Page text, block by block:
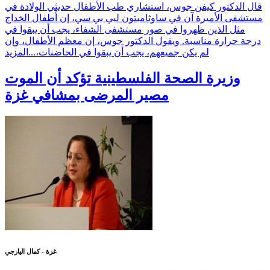
قال الدكتور كيفن جوس، استشاري طب الأطفال حديثي الولادة في
مستشفى الأميرة آن في ساوثامبتون لبي بي سي، إن أطفال الخداج
مثل الذين ظهروا في صور مستشفى الشفاء، يجب أن يبقوا في
درجة حرارة مناسبة. ويقول الدكتور جوس، إن معظم الأطفال، وإن
لم يكن جميعهم، يجب أن يبقوا في الحاضنات،... المزيد
وزيرة الصحة الفلسطينية تؤكد أن الموت
مصير المرضى بمشافي غزة
غزة - كمال اليازجي